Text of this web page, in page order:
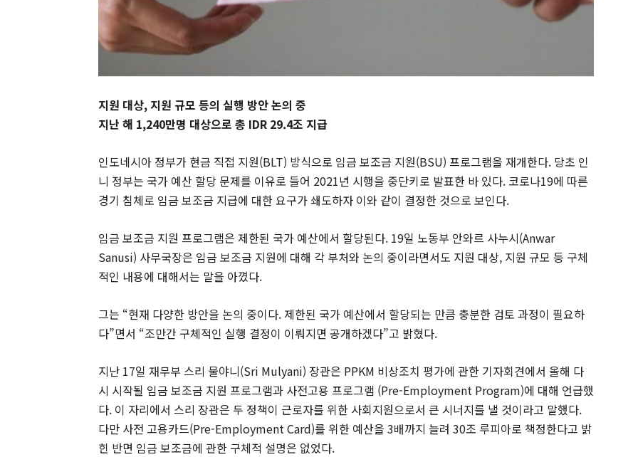
지원 대상, 지원 규모 등의 실행 방안 논의 중
지난 해 1,240만명 대상으로 총 IDR 29.4조 지급
인도네시아 정부가 현금 직접 지원(BLT) 방식으로 임금 보조금 지원(BSU) 프로그램을 재개한다. 당초 인
니 정부는 국가 예산 할당 문제를 이유로 들어 2021년 시행을 중단키로 발표한 바 있다. 코로나19에 따른
경기 침체로 임금 보조금 지급에 대한 요구가 쇄도하자 이와 같이 결정한 것으로 보인다.
임금 보조금 지원 프로그램은 제한된 국가 예산에서 할당된다. 19일 노동부 안와르 사누시(Anwar
Sanusi) 사무국장은 임금 보조금 지원에 대해 각 부처와 논의 중이라면서도 지원 대상, 지원 규모 등 구체
적인 내용에 대해서는 말을 아꼈다.
그는 “현재 다양한 방안을 논의 중이다. 제한된 국가 예산에서 할당되는 만큼 충분한 검토 과정이 필요하
다”면서 “조만간 구체적인 실행 결정이 이뤄지면 공개하겠다”고 밝혔다.
지난 17일 재무부 스리 물야니(Sri Mulyani) 장관은 PPKM 비상조치 평가에 관한 기자회견에서 올해 다
시 시작될 임금 보조금 지원 프로그램과 사전고용 프로그램 (Pre-Employment Program)에 대해 언급했
다. 이 자리에서 스리 장관은 두 정책이 근로자를 위한 사회지원으로서 큰 시너지를 낼 것이라고 말했다.
다만 사전 고용카드(Pre-Employment Card)를 위한 예산을 3배까지 늘려 30조 루피아로 책정한다고 밝
힌 반면 임금 보조금에 관한 구체적 설명은 없었다.